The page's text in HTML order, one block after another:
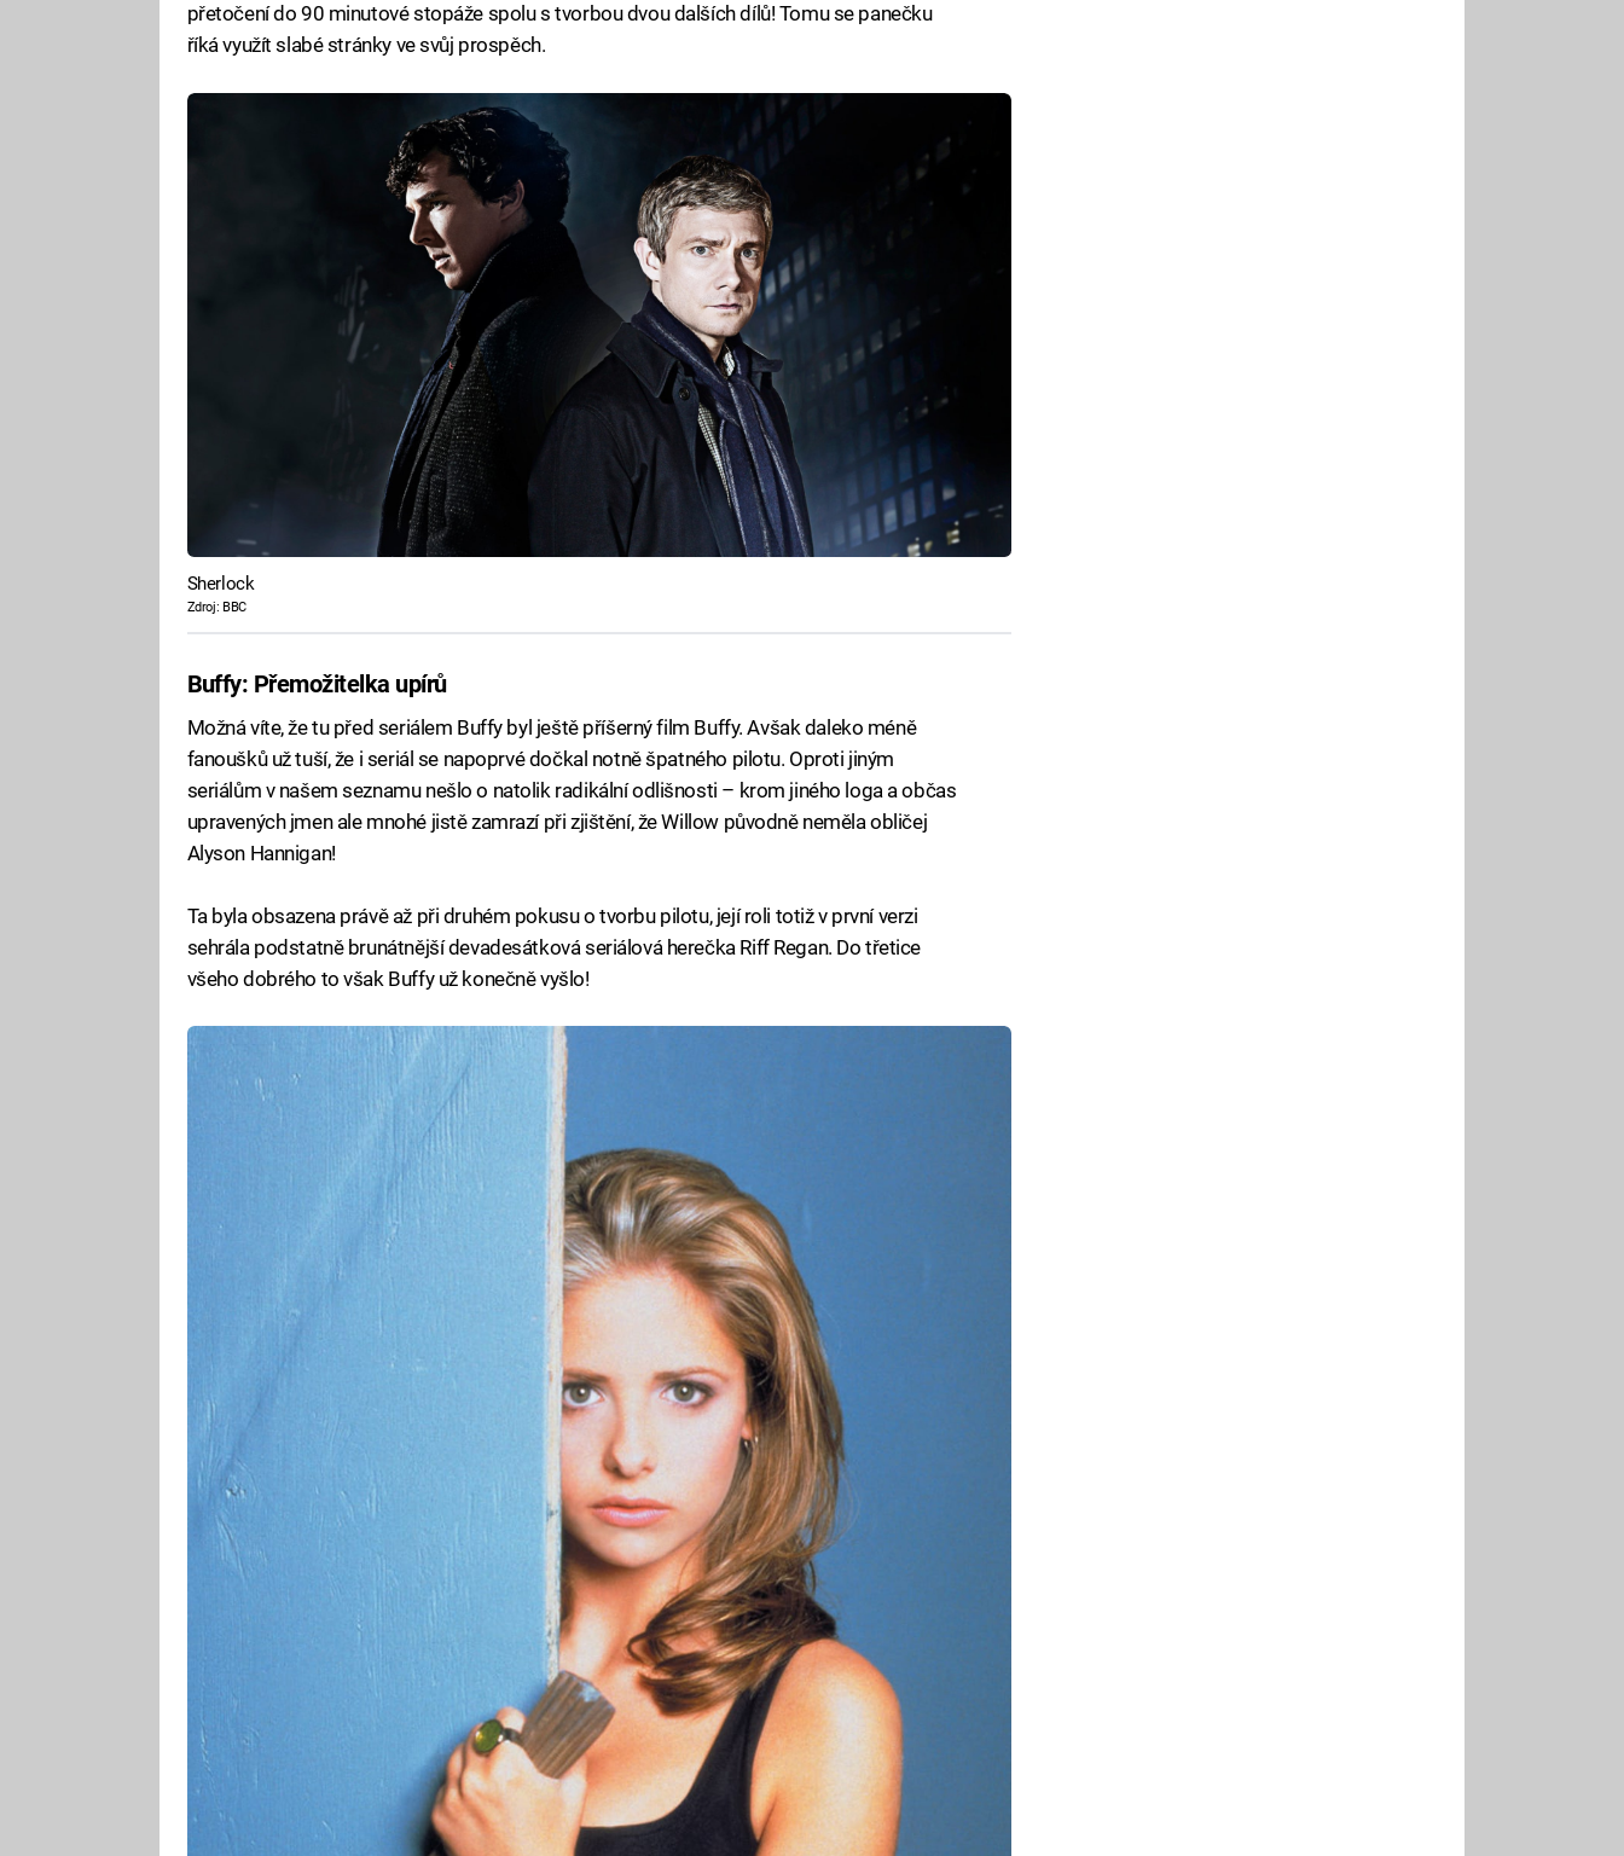
přetočení do 90 minutové stopáže spolu s tvorbou dvou dalších dílů! Tomu se panečku
říká využít slabé stránky ve svůj prospěch.
Sherlock
Zdroj: BBC
Buffy: Přemožitelka upírů
Možná víte, že tu před seriálem Buffy byl ještě příšerný film Buffy. Avšak daleko méně
fanoušků už tuší, že i seriál se napoprvé dočkal notně špatného pilotu. Oproti jiným
seriálům v našem seznamu nešlo o natolik radikální odlišnosti – krom jiného loga a občas
upravených jmen ale mnohé jistě zamrazí při zjištění, že Willow původně neměla obličej
Alyson Hannigan!
Ta byla obsazena právě až při druhém pokusu o tvorbu pilotu, její roli totiž v první verzi
sehrála podstatně brunátnější devadesátková seriálová herečka Riff Regan. Do třetice
všeho dobrého to však Buffy už konečně vyšlo!